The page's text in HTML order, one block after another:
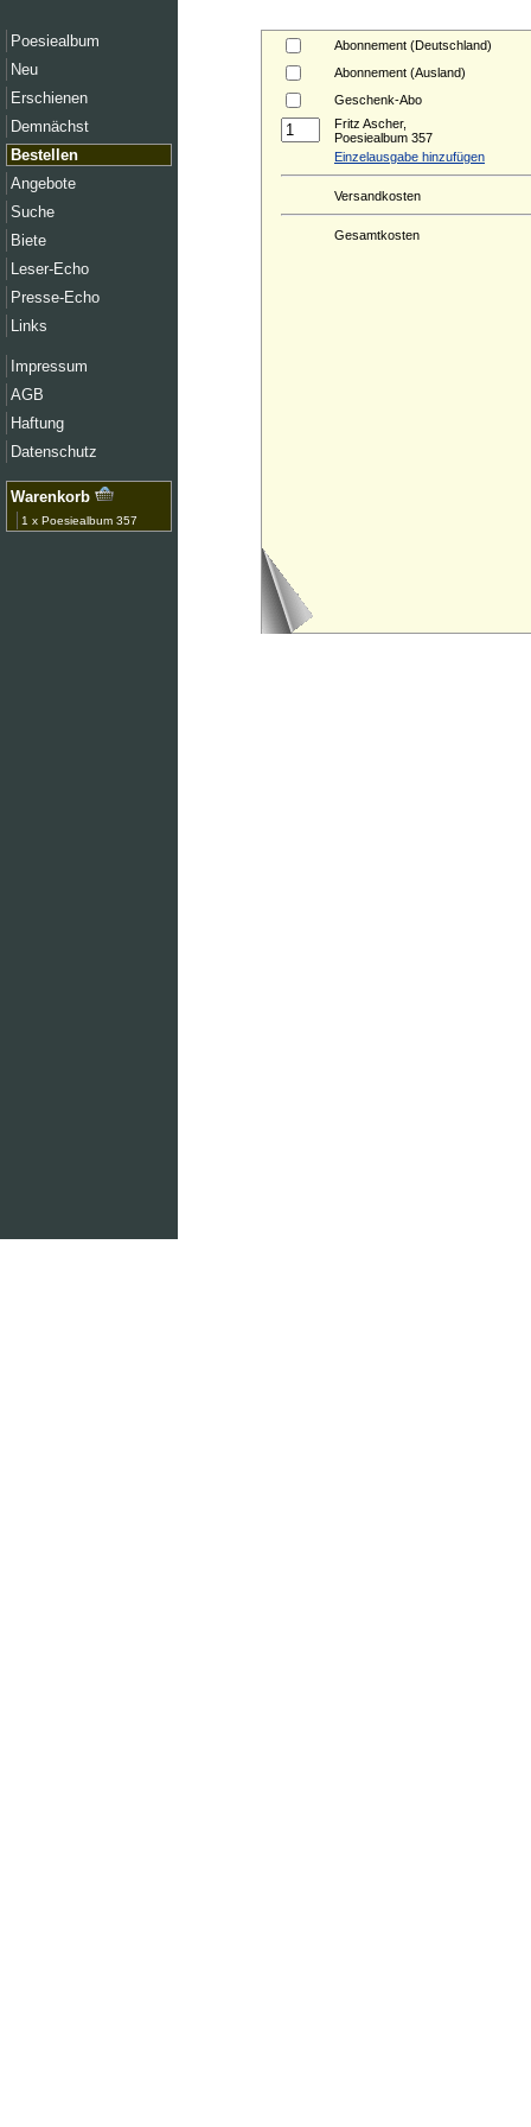
Poesiealbum
Neu
Erschienen
Demnächst
Bestellen
Angebote
Suche
Biete
Leser-Echo
Presse-Echo
Links
Impressum
AGB
Haftung
Datenschutz
Warenkorb
1 x Poesiealbum 357
Abonnement (Deutschland)
Abonnement (Ausland)
Geschenk-Abo
Fritz Ascher,
Poesiealbum 357
Einzelausgabe hinzufügen
Versandkosten
Gesamtkosten